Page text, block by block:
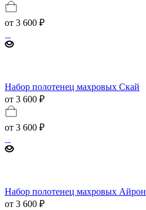
от 3 600 ₽
Набор полотенец махровых Скай
от 3 600 ₽
от 3 600 ₽
Набор полотенец махровых Айрон
от 3 600 ₽